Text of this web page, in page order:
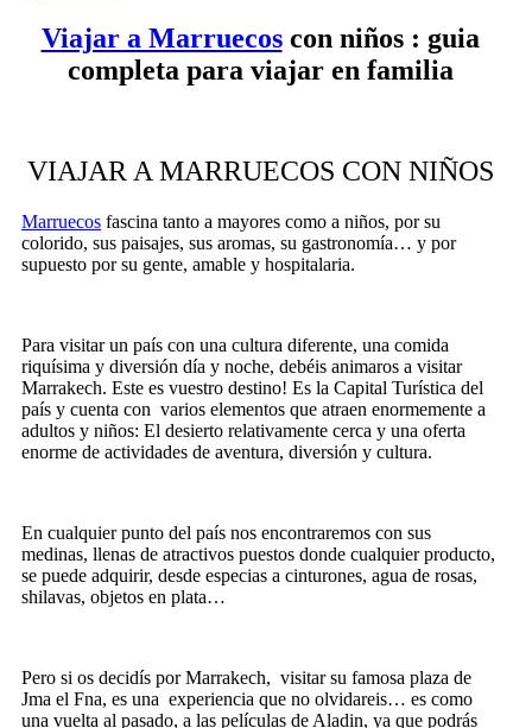
Viajar a Marruecoscon niños : guia
completa para viajar en familia
VIAJAR A MARRUECOS CON NIÑOS
Marruecos fascina tanto a mayores como a niños, por su
colorido, sus paisajes, sus aromas, su gastronomía… y por
supuesto por su gente, amable y hospitalaria.
Para visitar un país con una cultura diferente, una comida
riquísima y diversión día y noche, debéis animaros a visitar
Marrakech. Este es vuestro destino! Es la Capital Turística del
país y cuenta con varios elementos que atraen enormemente a
adultos y niños: El desierto relativamente cerca y una oferta
enorme de actividades de aventura, diversión y cultura.
En cualquier punto del país nos encontraremos con sus
medinas, llenas de atractivos puestos donde cualquier producto,
se puede adquirir, desde especias a cinturones, agua de rosas,
shilavas, objetos en plata…
Pero si os decidís por Marrakech, visitar su famosa plaza de
Jma el Fna, es una experiencia que no olvidareis… es como
una vuelta al pasado, a las películas de Aladin, ya que podrás